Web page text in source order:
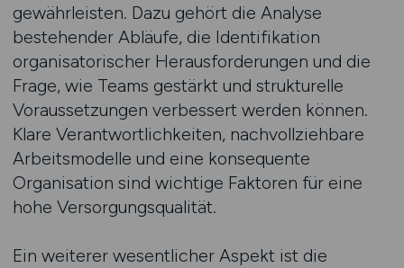
gewährleisten. Dazu gehört die Analyse
bestehender Abläufe, die Identifikation
organisatorischer Herausforderungen und die
Frage, wie Teams gestärkt und strukturelle
Voraussetzungen verbessert werden können.
Klare Verantwortlichkeiten, nachvollziehbare
Arbeitsmodelle und eine konsequente
Organisation sind wichtige Faktoren für eine
hohe Versorgungsqualität.
Ein weiterer wesentlicher Aspekt ist die